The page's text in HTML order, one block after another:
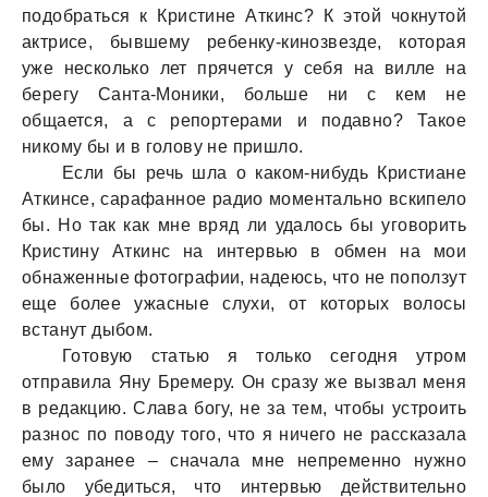
подобраться к Кристине Аткинс? К этой чокнутой
актрисе, бывшему ребенку-кинозвезде, которая
уже несколько лет прячется у себя на вилле на
берегу Санта-Моники, больше ни с кем не
общается, а с репортерами и подавно? Такое
никому бы и в голову не пришло.
Если бы речь шла о каком-нибудь Кристиане
Аткинсе, сарафанное радио моментально вскипело
бы. Но так как мне вряд ли удалось бы уговорить
Кристину Аткинс на интервью в обмен на мои
обнаженные фотографии, надеюсь, что не поползут
еще более ужасные слухи, от которых волосы
встанут дыбом.
Готовую статью я только сегодня утром
отправила Яну Бремеру. Он сразу же вызвал меня
в редакцию. Слава богу, не за тем, чтобы устроить
разнос по поводу того, что я ничего не рассказала
ему заранее – сначала мне непременно нужно
было убедиться, что интервью действительно